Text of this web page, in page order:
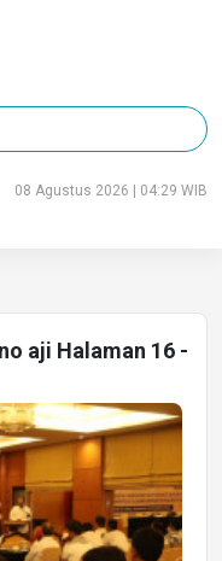
08 Agustus 2026 | 04:29 WIB
aji Halaman 16 -